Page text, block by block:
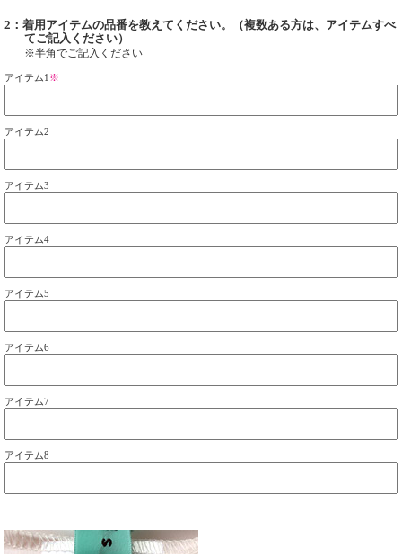
2：着用アイテムの品番を教えてください。（複数ある方は、アイテムすべ
てご記入ください）
※半角でご記入ください
アイテム1 ※
アイテム2
アイテム3
アイテム4
アイテム5
アイテム6
アイテム7
アイテム8